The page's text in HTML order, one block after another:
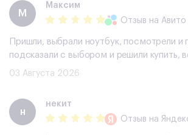
М
Максим
Отзыв на Авито
Пришли, выбрали ноутбук, посмотрели и
подсказали с выбором и решили купить,
03 Августа 2026
н
некит
Отзыв на